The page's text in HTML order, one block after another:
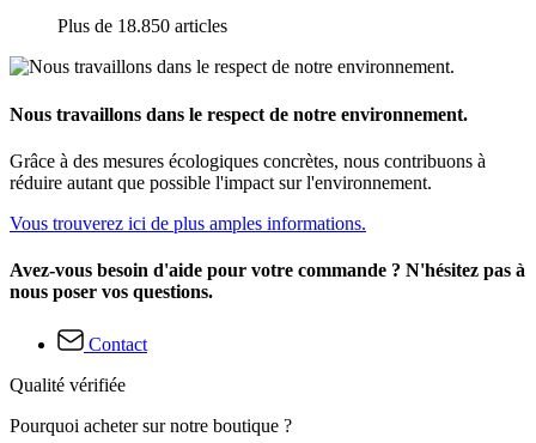
Plus de 18.850 articles
Nous travaillons dans le respect de notre environnement.
Grâce à des mesures écologiques concrètes, nous contribuons à
réduire autant que possible l'impact sur l'environnement.
Vous trouverez ici de plus amples informations.
Avez-vous besoin d'aide pour votre commande ? N'hésitez pas à
nous poser vos questions.
Contact
Qualité vérifiée
Pourquoi acheter sur notre boutique ?